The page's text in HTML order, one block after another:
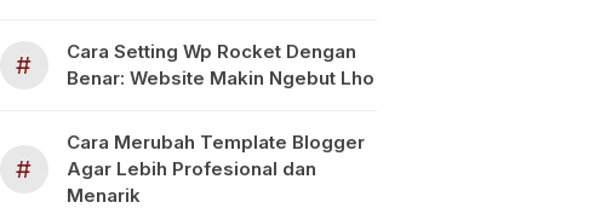
#
Cara Setting Wp Rocket Dengan
Benar: Website Makin Ngebut Lho
#
Cara Merubah Template Blogger
Agar Lebih Profesional dan
Menarik